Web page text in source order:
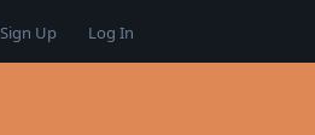
Sign Up Log In